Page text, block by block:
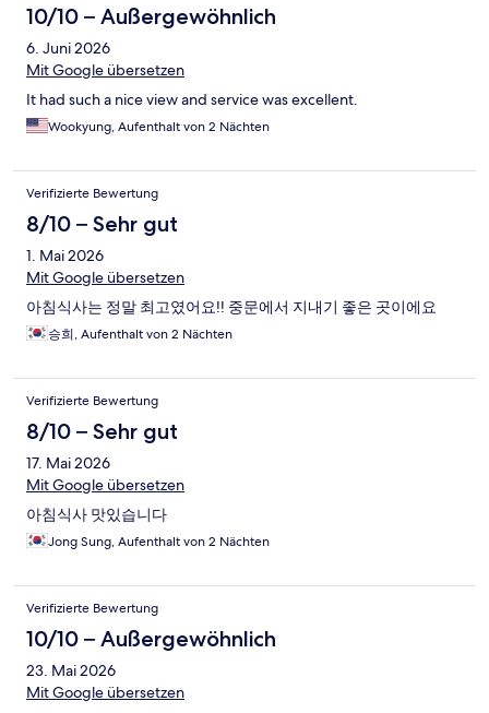
10/10 – Außergewöhnlich
6. Juni 2026
Mit Google übersetzen
It had such a nice view and service was excellent.
Wookyung, Aufenthalt von 2 Nächten
Verifizierte Bewertung
8/10 – Sehr gut
1. Mai 2026
Mit Google übersetzen
아침식사는 정말 최고였어요!! 중문에서 지내기 좋은 곳이에요
승희, Aufenthalt von 2 Nächten
Verifizierte Bewertung
8/10 – Sehr gut
17. Mai 2026
Mit Google übersetzen
아침식사 맛있습니다
Jong Sung, Aufenthalt von 2 Nächten
Verifizierte Bewertung
10/10 – Außergewöhnlich
23. Mai 2026
Mit Google übersetzen